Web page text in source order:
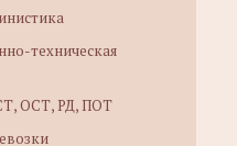
техническая
ОСТ, РД, ПОТ